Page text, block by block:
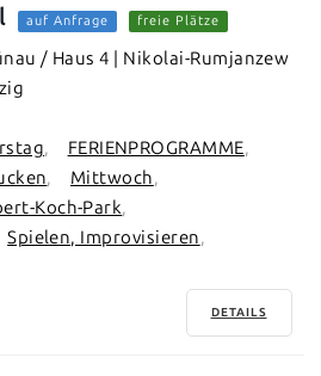
auf Anfrage freie Plätze
/ Haus 4 | Nikolai-Rumjanzew
FERIENPROGRAMME
Mittwoch
Koch-Park
Spielen, Improvisieren
DETAILS